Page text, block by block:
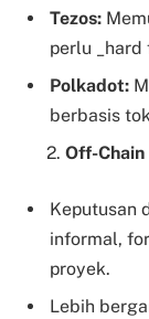
Tezos:
perlu _hard
Polkadot:
berbasis
2. Off-Chain
Keputusan
informal,
proyek.
Lebih